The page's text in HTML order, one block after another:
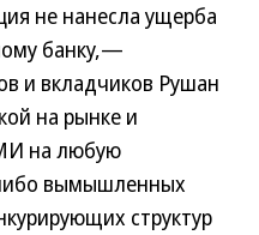
не нанесла ущерба
банку,—
и вкладчиков Рушан
на рынке и
на любую
вымышленных
структур